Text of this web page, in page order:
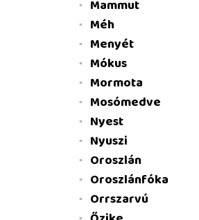
Mammut
Méh
Menyét
Mókus
Mormota
Mosómedve
Nyest
Nyuszi
Oroszlán
Oroszlánfóka
Orrszarvú